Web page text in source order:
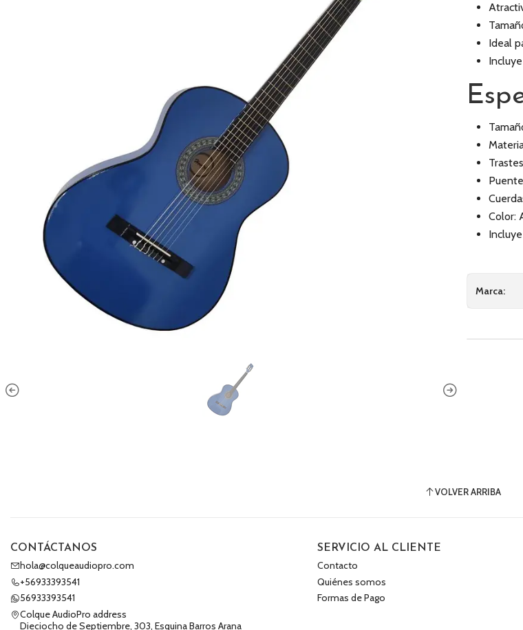
Ideal
Color:
Marca:
VOLVER ARRIBA
CONTÁCTANOS
hola@colqueaudiopro.com
+56933393541
56933393541
Colque AudioPro address
Dieciocho de Septiembre, 303, Esquina Barros Arana
SERVICIO AL CLIENTE
Contacto
Quiénes somos
Formas de Pago